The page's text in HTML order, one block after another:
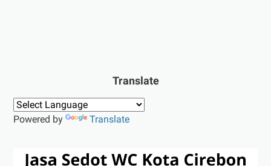
Translate
Powered by Translate